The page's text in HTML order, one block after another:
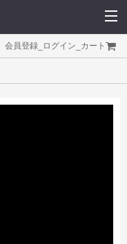
会員登録 ログイン カート